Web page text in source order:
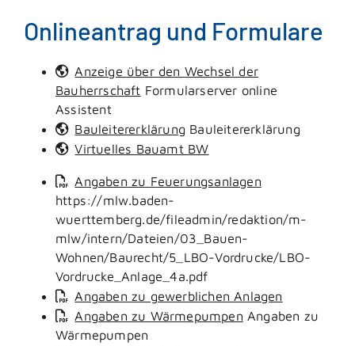
Onlineantrag und Formulare
Anzeige über den Wechsel der
Bauherrschaft Formularserver online
Assistent
Bauleitererklärung Bauleitererklärung
Virtuelles Bauamt BW
Angaben zu Feuerungsanlagen
https://mlw.baden-
wuerttemberg.de/fileadmin/redaktion/m-
mlw/intern/Dateien/03_Bauen-
Wohnen/Baurecht/5_LBO-Vordrucke/LBO-
Vordrucke_Anlage_4a.pdf
Angaben zu gewerblichen Anlagen
Angaben zu Wärmepumpen Angaben zu
Wärmepumpen